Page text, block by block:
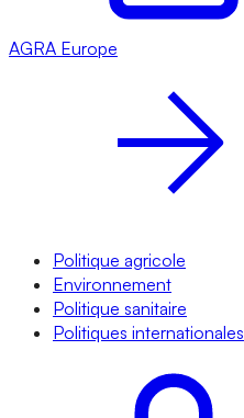
AGRA Europe
Politique agricole
Environnement
Politique sanitaire
Politiques internationales